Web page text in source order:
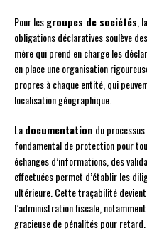
Pour lesgroupes de sociétés ,
obligations déclaratives soulève
mère qui prend en charge les
en place une organisation
propres à chaque entité, qui
localisation géographique.
Ladocumentation du
fondamental de protection pour
échanges d’informations, des
effectuées permet d’établir les
ultérieure. Cette traçabilité
l’administration fiscale,
gracieuse de pénalités pour retard.